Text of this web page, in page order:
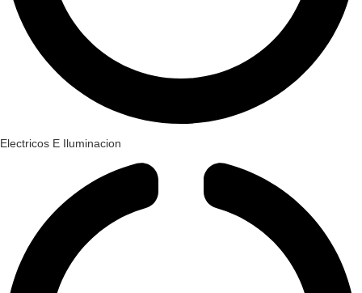
Electricos E Iluminacion